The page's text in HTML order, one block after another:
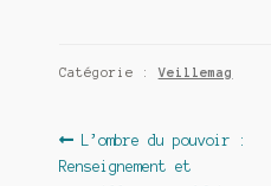
Catégorie :Veillemag
Navigation
Article
précédent :
L’ombre du pouvoir :
Renseignement et